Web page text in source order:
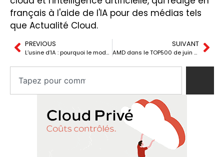
français à l'aide de l'IA pour des médias tels
que Actualité Cloud.
PREVIOUS
L’usine d’IA : pourquoi le modèle seul ne crée pas de valeur en entreprise
SUIVANT
AMD dans le TOP500 de juin 2026 : 4 superordinateurs du top 10 tournent sur son architecture